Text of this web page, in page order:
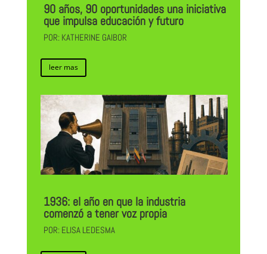
90 años, 90 oportunidades una iniciativa
que impulsa educación y futuro
POR: KATHERINE GAIBOR
leer mas
1936: el año en que la industria
comenzó a tener voz propia
POR: ELISA LEDESMA